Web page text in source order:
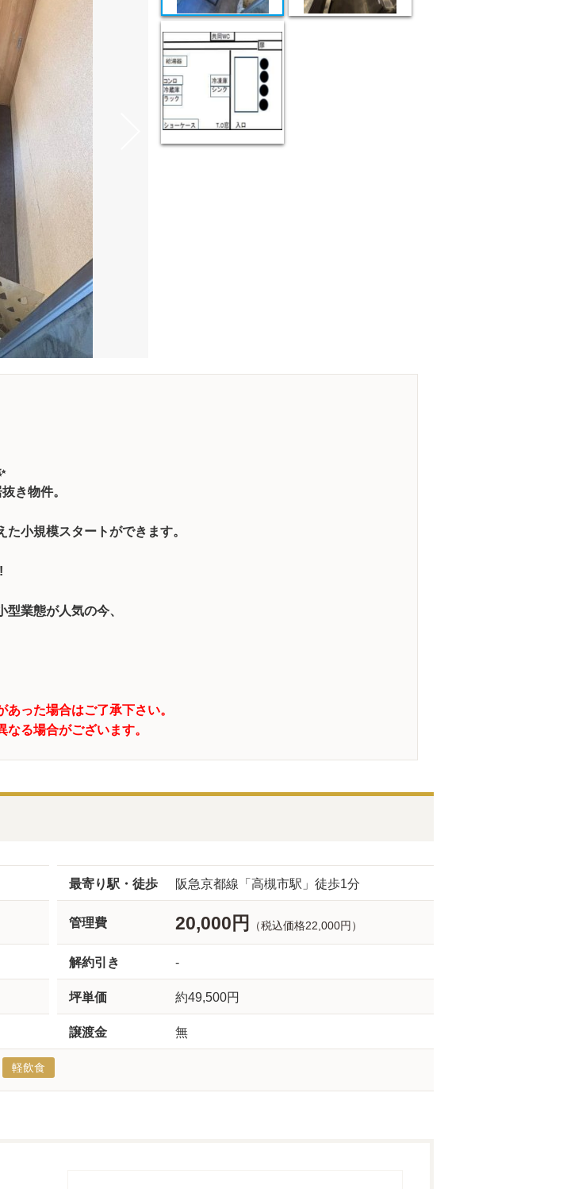
き物件。
小規模スタートができます。
業態が人気の今、
った場合はご了承下さい。
る場合がございます。
最寄り駅・徒歩 阪急京都線「高槻市駅」徒歩1分
管理費 20,000円 （税込価格22,000円）
解約引き -
坪単価 約49,500円
譲渡金 無
軽飲食